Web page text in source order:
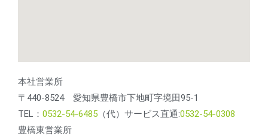
本社営業所
〒440-8524 愛知県豊橋市下地町字境田95-1
TEL： 0532-54-6485 （代）サービス直通:0532-54-0308
豊橋東営業所